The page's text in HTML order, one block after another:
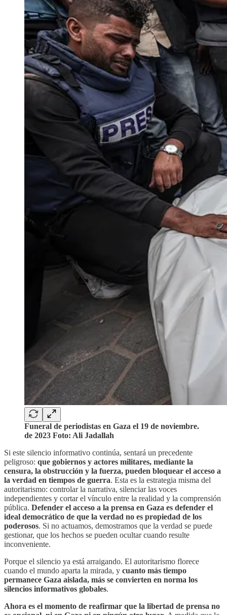
Funeral de periodistas en Gaza el 19 de noviembre.
de 2023 Foto: Ali Jadallah
Si este silencio informativo continúa, sentará un precedente
peligroso: que gobiernos y actores militares, mediante la
censura, la obstrucción y la fuerza, pueden bloquear el acceso a
la verdad en tiempos de guerra. Esta es la estrategia misma del
autoritarismo: controlar la narrativa, silenciar las voces
independientes y cortar el vínculo entre la realidad y la comprensión
pública. Defender el acceso a la prensa en Gaza es defender el
ideal democrático de que la verdad no es propiedad de los
poderosos. Si no actuamos, demostramos que la verdad se puede
gestionar, que los hechos se pueden ocultar cuando resulte
inconveniente.
Porque el silencio ya está arraigando. El autoritarismo florece
cuando el mundo aparta la mirada, y cuanto más tiempo
permanece Gaza aislada, más se convierten en norma los
silencios informativos globales.
Ahora es el momento de reafirmar que la libertad de prensa no